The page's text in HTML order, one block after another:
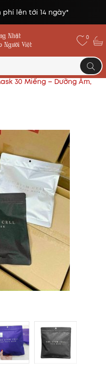
tới 14 ngày*
0
Mặt Nạ Tế Bào Gốc
30 Miếng – Dưỡng Ẩm,